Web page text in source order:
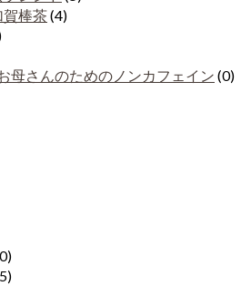
賀棒茶(4)
母さんのためのノンカフェイン (0)